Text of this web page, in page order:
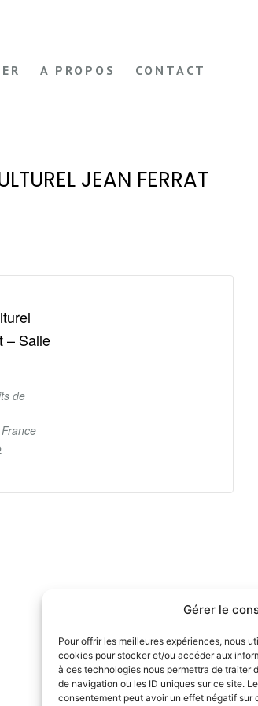
Gérer le
Pour offrir les meilleures expériences, nous
cookies pour stocker et/ou accéder aux
à ces technologies nous permettra de traiter
de navigation ou les ID uniques sur ce site.
consentement peut avoir un effet négatif
A PROPOS CONTACT
JEAN FERRAT
– Salle
de
France